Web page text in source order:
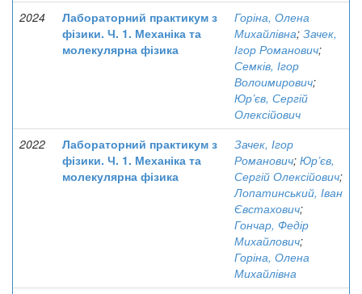
2024
Лабораторний практикум з
фізики. Ч. 1. Механіка та
молекулярна фізика
Горіна, Олена
Михайлівна; Зачек,
Ігор Романович;
Семків, Ігор
Волоимирович;
Юр’єв, Сергій
Олексійович
2022
Лабораторний практикум з
фізики. Ч. 1. Механіка та
молекулярна фізика
Зачек, Ігор
Романович; Юр’єв,
Сергій Олексійович;
Лопатинський, Іван
Євстахович;
Гончар, Федір
Михайлович;
Горіна, Олена
Михайлівна